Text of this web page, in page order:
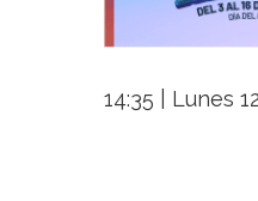
14:35 | Lunes